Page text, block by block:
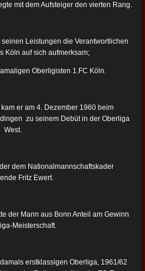
mit dem Aufsteiger den vierten Rang.
Leistungen die Verantwortlichen
Köln auf sich aufmerksam;
Oberligisten 1.FC Köln.
er am 4. Dezember 1960 beim
zu seinem Debüt in der Oberliga
West.
dem Nationalmannschaftskader
Fritz Ewert.
der Mann aus Bonn Anteil am Gewinn
Meisterschaft.
erstklassigen Oberliga, 1961/62